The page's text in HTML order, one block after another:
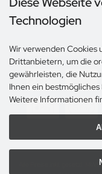
Unsere AGB
Impressum
Alle Preise inkl. gesetzl.
Technologien
Wir verwenden Cookies
Drittanbietern, um die
gewährleisten, die
Ihnen ein
Weitere Informationen